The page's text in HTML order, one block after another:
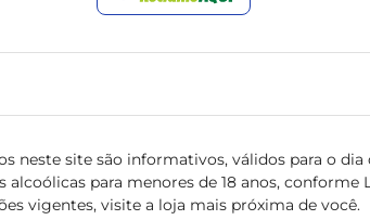
neste site são informativos, válidos para o dia
para menores de 18 anos, conforme
vigentes, visite a loja mais próxima de você.